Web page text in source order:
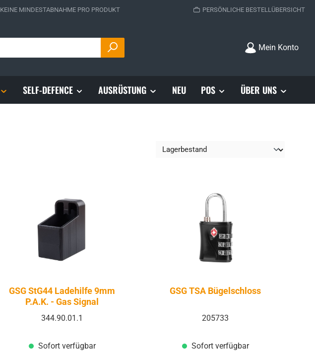
KEINE MINDESTABNAHME PRO PRODUKT PERSÖNLICHE BESTELLÜBERSICHT
Mein Konto
SELF-DEFENCE AUSRÜSTUNG NEU POS ÜBER UNS
GSG StG44 Ladehilfe 9mm
P.A.K. - Gas Signal
344.90.01.1
Sofort verfügbar
GSG TSA Bügelschloss
205733
Sofort verfügbar